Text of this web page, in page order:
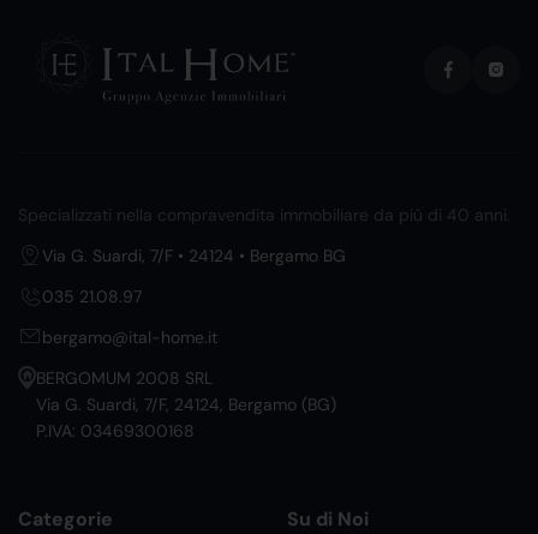
Specializzati nella compravendita immobiliare da più di 40 anni.
Via G. Suardi, 7/F • 24124 • Bergamo BG
035 21.08.97
bergamo@ital-home.it
BERGOMUM 2008 SRL
Via G. Suardi, 7/F, 24124, Bergamo (BG)
P.IVA: 03469300168
Categorie Su di Noi